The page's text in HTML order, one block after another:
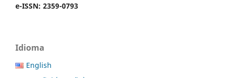
e-ISSN: 2359-0793
Idioma
English